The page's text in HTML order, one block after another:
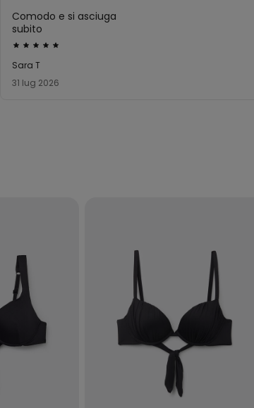
Valutato
5
su
Comodo e si asciuga
subito
31 lug 2026
Sara T